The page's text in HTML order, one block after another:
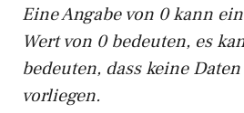
Eine Angabe von 0 kann
Wert von 0 bedeuten, es
bedeuten, dass keine
vorliegen.